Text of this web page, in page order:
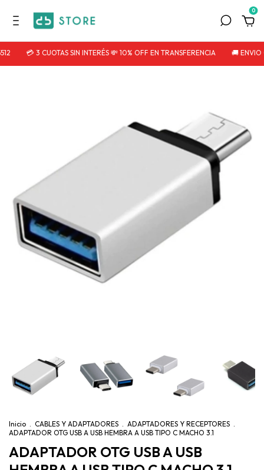
0
💳 3 CUOTAS SIN INTERÉS 💸 10% OFF EN TRANSFERENCIA 🚚 ENVIO
Inicio . CABLES Y ADAPTADORES . ADAPTADORES Y RECEPTORES .
ADAPTADOR OTG USB A USB HEMBRA A USB TIPO C MACHO 3.1
ADAPTADOR OTG USB A USB